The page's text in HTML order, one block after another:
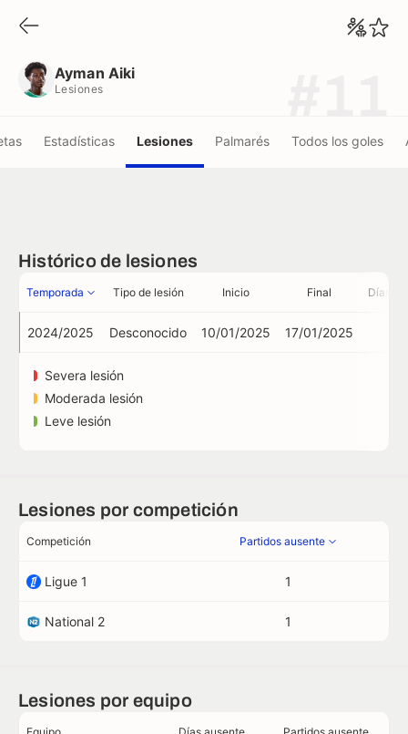
Ayman Aiki
Lesiones
Estadísticas Lesiones Palmarés Todos los goles
Histórico de lesiones
Temporada Tipo de lesión Inicio Final Días
2024/2025 Desconocido 10/01/2025 17/01/2025
Severa lesión
Moderada lesión
Leve lesión
Lesiones por competición
Competición Partidos ausente
Ligue 1 1
National 2 1
Lesiones por equipo